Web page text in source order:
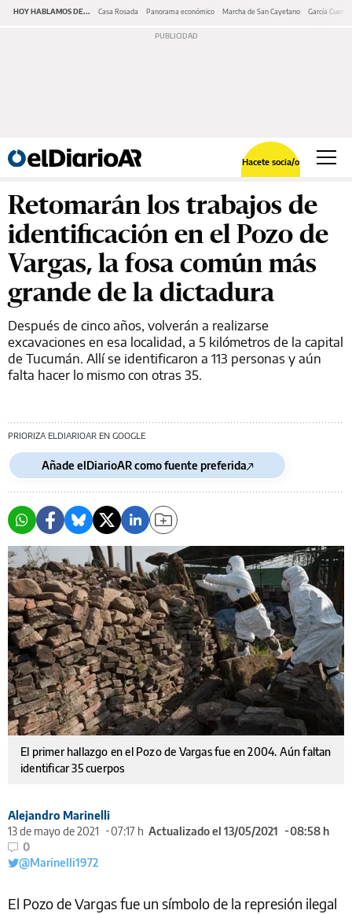
HOY HABLAMOS DE... Casa Rosada Panorama económico Marcha de San Cayetano García Cuerva
Hacete socia/o
Retomarán los trabajos de
identificación en el Pozo de
Vargas, la fosa común más
grande de la dictadura
Después de cinco años, volverán a realizarse
excavaciones en esa localidad, a 5 kilómetros de la capital
de Tucumán. Allí se identificaron a 113 personas y aún
falta hacer lo mismo con otras 35.
PRIORIZA ELDIARIOAR EN GOOGLE
Añade elDiarioAR como fuente preferida
El primer hallazgo en el Pozo de Vargas fue en 2004. Aún faltan
identificar 35 cuerpos
Alejandro Marinelli
13 de mayo de 2021
07:17 h Actualizado el 13/05/2021
08:58 h
0
@Marinelli1972
El Pozo de Vargas fue un símbolo de la represión ilegal